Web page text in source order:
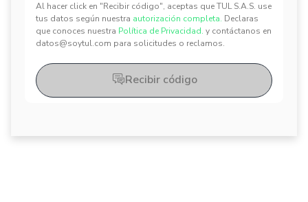
Al hacer click en "Recibir código", aceptas que TUL S.A.S. use
tus datos según nuestra autorización completa. Declaras
que conoces nuestra Política de Privacidad. y contáctanos en
datos@soytul.com para solicitudes o reclamos.
✕
✕
Recibir código